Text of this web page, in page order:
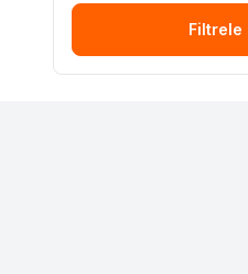
Filtrele